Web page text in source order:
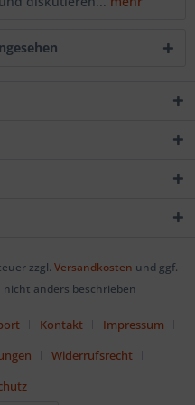
zzgl. Versandkosten und ggf.
anders beschrieben
Kontakt
Impressum
Widerrufsrecht